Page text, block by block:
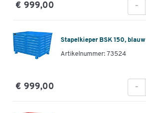
€ 999,00 -
Stapelkieper BSK 150, blauw
Artikelnummer: 73524
€ 999,00 -